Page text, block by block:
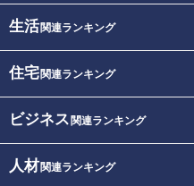
生活関連ランキング
住宅関連ランキング
ビジネス 関連ランキング
人材関連ランキング